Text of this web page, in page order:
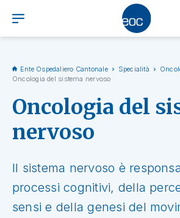
Ente Ospedaliero Cantonale Specialità
Oncologia del sistema nervoso
Oncologia del
nervoso
Il sistema nervoso è
processi cognitivi, della
sensi e della genesi del